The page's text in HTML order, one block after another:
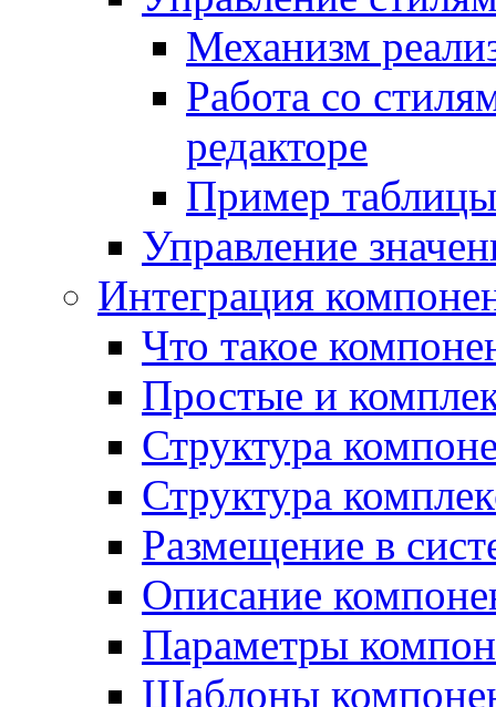
Механизм
Работа со
редакторе
Пример
Управление
Интеграция
Что такое
Простые и
Структура
Структура
Размещение в
Описание
Параметры
Шаблоны